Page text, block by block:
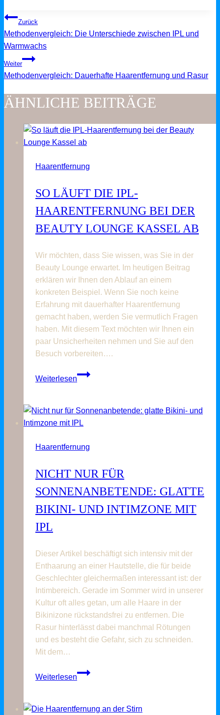
BEITRAGSNAVIGATION
Zurück
Methodenvergleich: Die Unterschiede zwischen IPL und
Warmwachs
Weiter
Methodenvergleich: Dauerhafte Haarentfernung und Rasur
ÄHNLICHE BEITRÄGE
Haarentfernung
SO LÄUFT DIE IPL-
HAARENTFERNUNG BEI DER
BEAUTY LOUNGE KASSEL AB
Wir möchten, dass Sie wissen, was Sie in der
Beauty Lounge erwartet. Im heutigen Beitrag
erklären wir Ihnen den Ablauf an einem
konkreten Beispiel. Wenn Sie noch keine
Erfahrung mit dauerhafter Haarentfernung
gemacht haben, werden Sie vermutlich Fragen
haben. Mit diesem Text möchten wir Ihnen ein
paar Unsicherheiten nehmen und Sie auf den
Besuch vorbereiten….
Weiterlesen
So
IPL-
Haarentfernung
der
Lounge
ab
Haarentfernung
NICHT NUR FÜR
SONNENANBETENDE: GLATTE
BIKINI- UND INTIMZONE MIT
IPL
Dieser Artikel beschäftigt sich intensiv mit der
Enthaarung an einer Hautstelle, die für beide
Geschlechter gleichermaßen interessant ist: der
Intimbereich. Gerade im Sommer wird in unserer
Kultur oft alles getan, um alle Haare in der
Bikinizone rückstandsfrei zu entfernen. Die
Rasur hinterlässt dabei manchmal Rötungen
und es besteht die Gefahr, sich zu schneiden.
Mit dem…
Weiterlesen
Nicht
Sonnenanbetende: